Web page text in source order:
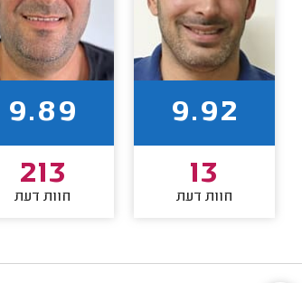
9.92
13
חוות דעת
9.89
213
חוות דעת